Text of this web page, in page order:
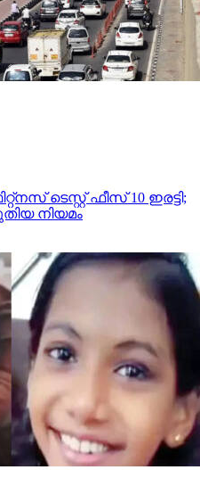
ടെസ്റ്റ് ഫീസ് 10 ഇരട്ടി;
നിയമം